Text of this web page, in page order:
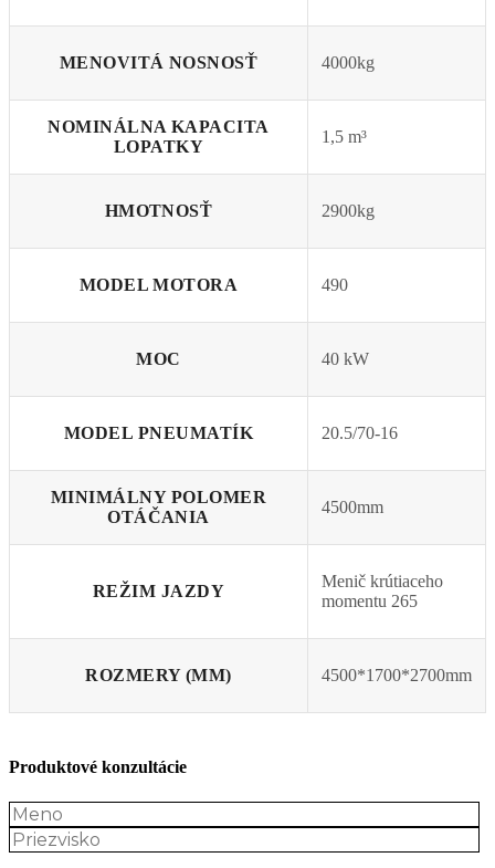
MENOVITÁ NOSNOSŤ 4000kg
NOMINÁLNA KAPACITA
LOPATKY
1,5 m³
HMOTNOSŤ 2900kg
MODEL MOTORA 490
MOC 40 kW
MODEL PNEUMATÍK 20.5/70-16
MINIMÁLNY POLOMER
OTÁČANIA
4500mm
REŽIM JAZDY
Menič krútiaceho
momentu 265
ROZMERY (MM) 4500*1700*2700mm
Produktové konzultácie